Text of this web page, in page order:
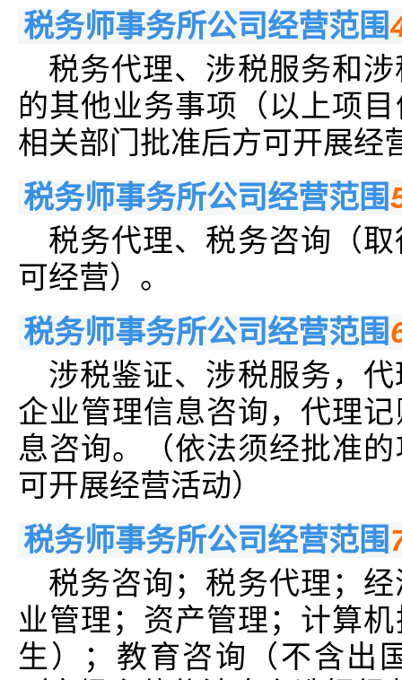
税务师事务所公司经营范围
税务代理、涉税服务和
的其他业务事项（以上项
相关部门批准后方可开展经
税务师事务所公司经营范围
税务代理、税务咨询（
可经营）。
税务师事务所公司经营范围
涉税鉴证、涉税服务，
企业管理信息咨询，代理
息咨询。（依法须经批准
可开展经营活动）
税务师事务所公司经营范围
税务咨询；税务代理；
业管理；资产管理；计算
生）；教育咨询（不含出